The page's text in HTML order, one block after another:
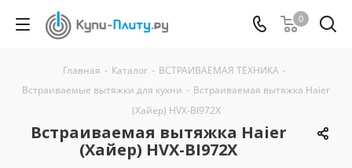
0
Главная - Каталог - ВСТРАИВАЕМАЯ ТЕХНИКА -
Встраиваемые вытяжки для кухни - Встраиваемая вытяжка Haier
(Хайер) HVX-BI972X
Встраиваемая вытяжка Haier
(Хайер) HVX-BI972X